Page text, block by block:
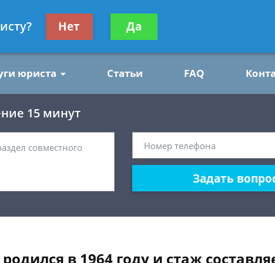
Получите консультацию
бесплатно
юриста Статьи FAQ
15 минут
Задать
в 1964 году и стаж
Нет Да